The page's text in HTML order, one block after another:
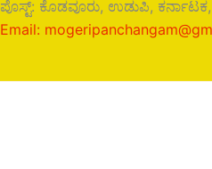
ಪೊಸ್ಟ್: ಕೊಡವೂರು, ಉಡುಪಿ,
Email: